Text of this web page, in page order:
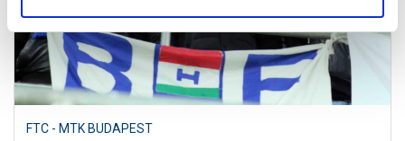
FTC - MTK BUDAPEST